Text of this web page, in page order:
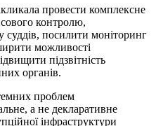
провести комплексне
контролю,
посилити моніторинг
можливості
підзвітність
органів.
проблем
а не декларативне
інфраструктури